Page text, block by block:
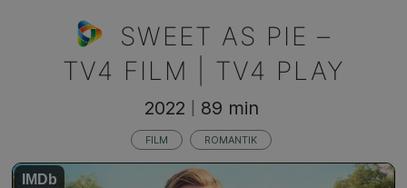
SWEET AS PIE –
TV4 FILM | TV4 PLAY
2022 89 min
FILM ROMANTIK
IMDb